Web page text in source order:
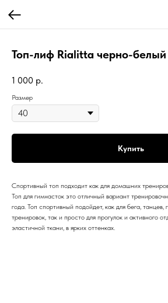
Топ-лиф Rialitta черно-белый
1 000 р.
Размер
Купить
Спортивный топ подходит как для домашних
Топ для гимнасток это отличный вариант
года. Топ спортивный подойдет, как для бега, танцев,
тренировок, так и просто для прогулок и активного
эластичной ткани, в ярких оттенках.